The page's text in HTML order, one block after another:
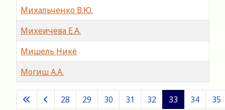
Материалы
Михальченко В.Ю.
Михеичева Е.А.
Мишель Никё
Могиш А.А.
Страница 33 из 60
28 29 30 31 32 33 34 35